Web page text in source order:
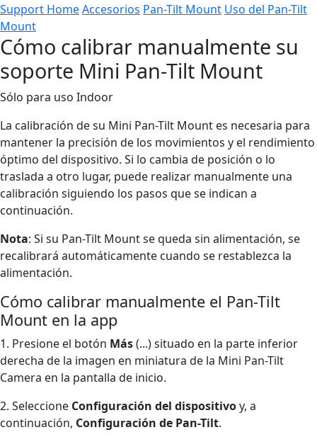
Support HomeAccesorios Pan-Tilt Mount Uso del Pan-Tilt
Mount
Cómo calibrar manualmente su
soporte Mini Pan-Tilt Mount
Sólo para uso Indoor
La calibración de su Mini Pan-Tilt Mount es necesaria para
mantener la precisión de los movimientos y el rendimiento
óptimo del dispositivo. Si lo cambia de posición o lo
traslada a otro lugar, puede realizar manualmente una
calibración siguiendo los pasos que se indican a
continuación.
Nota: Si su Pan-Tilt Mount se queda sin alimentación, se
recalibrará automáticamente cuando se restablezca la
alimentación.
Cómo calibrar manualmente el Pan-Tilt
Mount en la app
1. Presione el botón Más(...) situado en la parte inferior
derecha de la imagen en miniatura de la Mini Pan-Tilt
Camera en la pantalla de inicio.
2. Seleccione Configuración del dispositivoy, a
continuación, Configuración de Pan-Tilt.